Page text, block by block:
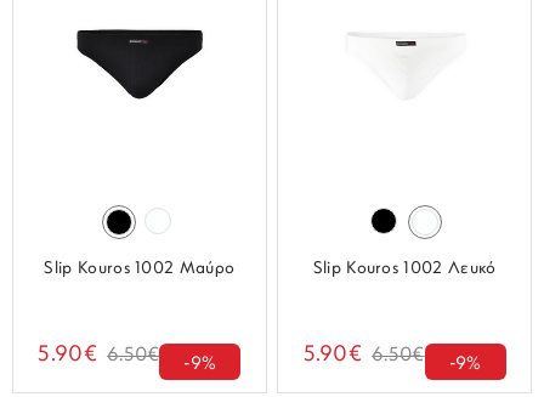
Slip Kouros 1002 Μαύρο
5.90€ 6.50€ -9%
Slip Kouros 1002 Λευκό
5.90€ 6.50€ -9%